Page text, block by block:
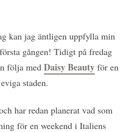
kan jag äntligen uppfylla min
gången! Tidigt på fredag
följa med Daisy Beauty för en
staden.
har redan planerat vad som
för en weekend i Italiens